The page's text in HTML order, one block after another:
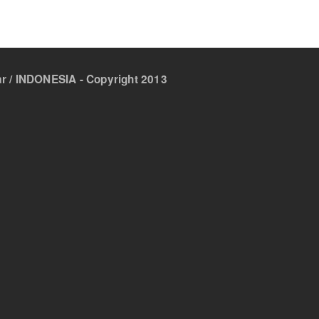
/ INDONESIA - Copyright 2013